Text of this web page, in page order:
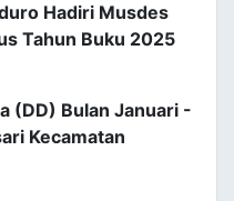
Hadiri Musdes
Tahun Buku 2025
(DD) Bulan Januari -
Kecamatan